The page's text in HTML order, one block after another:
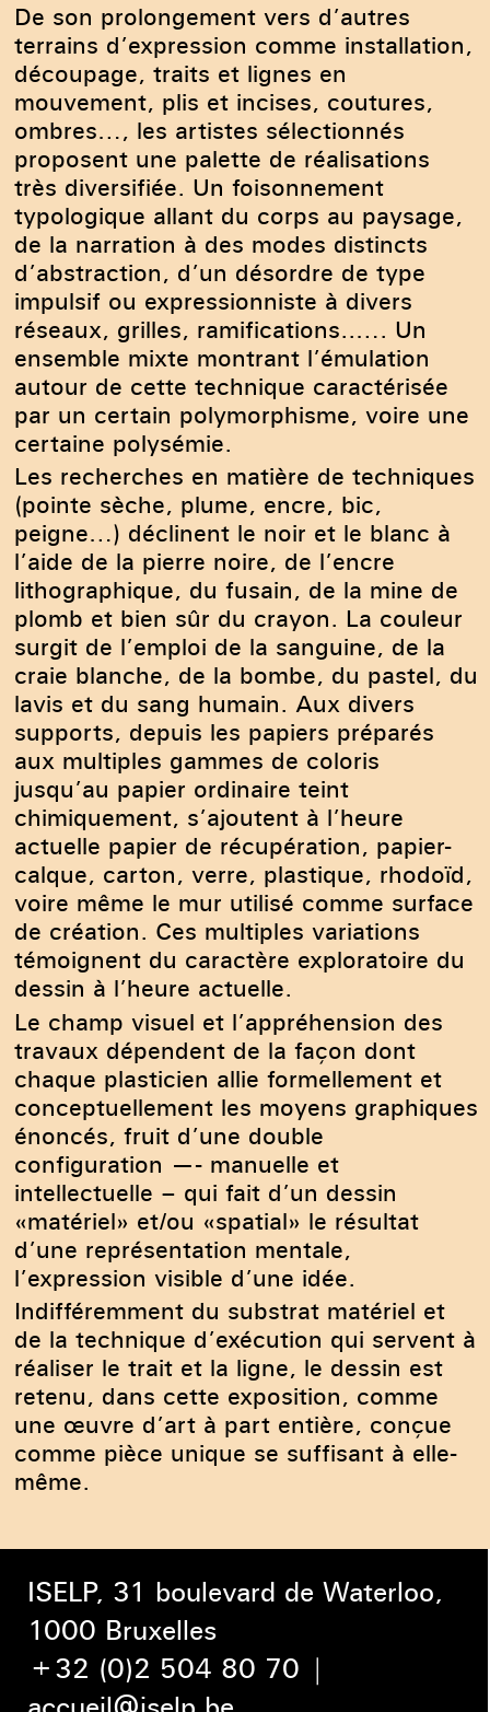
De son prolongement vers d’autres
terrains d’expression comme installation,
découpage, traits et lignes en
mouvement, plis et incises, coutures,
ombres…, les artistes sélectionnés
proposent une palette de réalisations
très diversifiée. Un foisonnement
typologique allant du corps au paysage,
de la narration à des modes distincts
d’abstraction, d’un désordre de type
impulsif ou expressionniste à divers
réseaux, grilles, ramifications..…. Un
ensemble mixte montrant l’émulation
autour de cette technique caractérisée
par un certain polymorphisme, voire une
certaine polysémie.
Les recherches en matière de techniques
(pointe sèche, plume, encre, bic,
peigne…) déclinent le noir et le blanc à
l’aide de la pierre noire, de l’encre
lithographique, du fusain, de la mine de
plomb et bien sûr du crayon. La couleur
surgit de l’emploi de la sanguine, de la
craie blanche, de la bombe, du pastel, du
lavis et du sang humain. Aux divers
supports, depuis les papiers préparés
aux multiples gammes de coloris
jusqu’au papier ordinaire teint
chimiquement, s’ajoutent à l’heure
actuelle papier de récupération, papier-
calque, carton, verre, plastique, rhodoïd,
voire même le mur utilisé comme surface
de création. Ces multiples variations
témoignent du caractère exploratoire du
dessin à l’heure actuelle.
Le champ visuel et l’appréhension des
travaux dépendent de la façon dont
chaque plasticien allie formellement et
conceptuellement les moyens graphiques
énoncés, fruit d’une double
configuration —- manuelle et
intellectuelle – qui fait d’un dessin
«matériel» et/ou «spatial» le résultat
d’une représentation mentale,
l’expression visible d’une idée.
Indifféremment du substrat matériel et
de la technique d’exécution qui servent à
réaliser le trait et la ligne, le dessin est
retenu, dans cette exposition, comme
une œuvre d’art à part entière, conçue
comme pièce unique se suffisant à elle-
même.
ISELP, 31 boulevard de Waterloo,
1000 Bruxelles
+32 (0)2 504 80 70 |